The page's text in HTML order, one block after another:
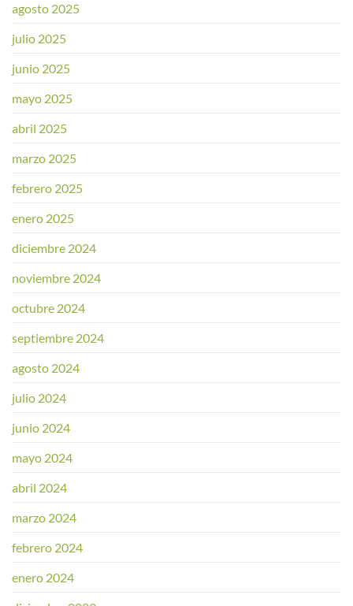
agosto 2025
julio 2025
junio 2025
mayo 2025
abril 2025
marzo 2025
febrero 2025
enero 2025
diciembre 2024
noviembre 2024
octubre 2024
septiembre 2024
agosto 2024
julio 2024
junio 2024
mayo 2024
abril 2024
marzo 2024
febrero 2024
enero 2024